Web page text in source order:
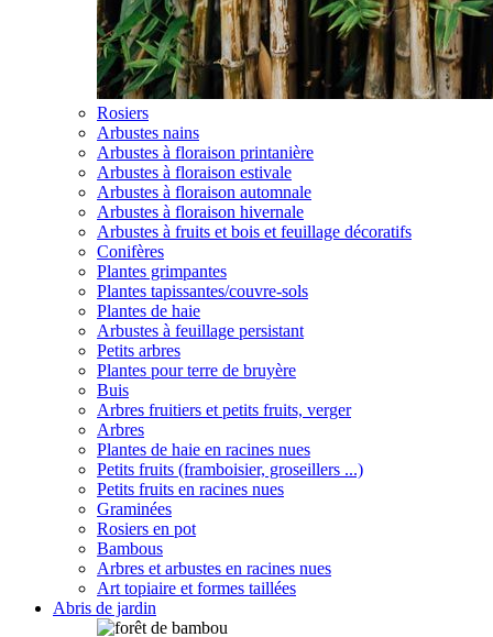
Rosiers
Arbustes nains
Arbustes à floraison printanière
Arbustes à floraison estivale
Arbustes à floraison automnale
Arbustes à floraison hivernale
Arbustes à fruits et bois et feuillage décoratifs
Conifères
Plantes grimpantes
Plantes tapissantes/couvre-sols
Plantes de haie
Arbustes à feuillage persistant
Petits arbres
Plantes pour terre de bruyère
Buis
Arbres fruitiers et petits fruits, verger
Arbres
Plantes de haie en racines nues
Petits fruits (framboisier, groseillers ...)
Petits fruits en racines nues
Graminées
Rosiers en pot
Bambous
Arbres et arbustes en racines nues
Art topiaire et formes taillées
Abris de jardin